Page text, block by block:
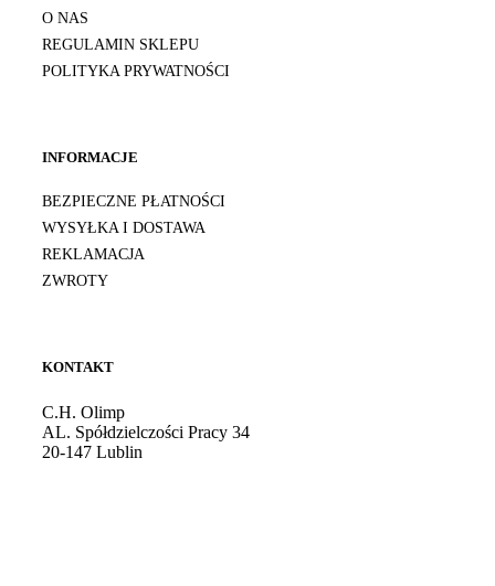
O NAS
REGULAMIN SKLEPU
POLITYKA PRYWATNOŚCI
INFORMACJE
BEZPIECZNE PŁATNOŚCI
WYSYŁKA I DOSTAWA
REKLAMACJA
ZWROTY
KONTAKT
C.H. Olimp
AL. Spółdzielczości Pracy 34
20-147 Lublin